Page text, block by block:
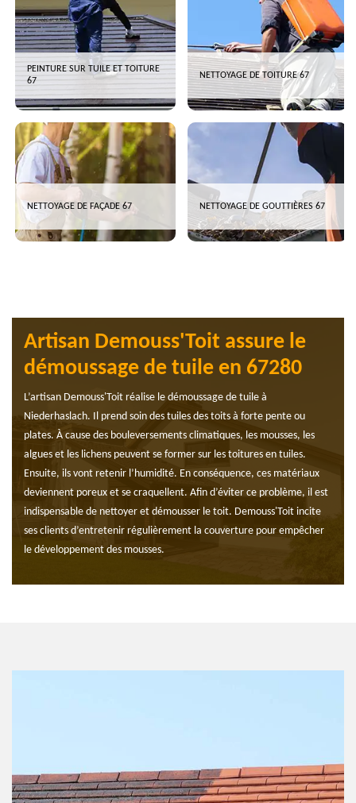
PEINTURE SUR TUILE ET TOITURE
67
NETTOYAGE DE TOITURE 67
NETTOYAGE DE FAÇADE 67 NETTOYAGE DE GOUTTIÈRES 67
Artisan Demouss'Toit assure le
démoussage de tuile en 67280
L’artisan Demouss'Toit réalise le démoussage de tuile à
Niederhaslach. Il prend soin des tuiles des toits à forte pente ou
plates. À cause des bouleversements climatiques, les mousses, les
algues et les lichens peuvent se former sur les toitures en tuiles.
Ensuite, ils vont retenir l’humidité. En conséquence, ces matériaux
deviennent poreux et se craquellent. Afin d’éviter ce problème, il est
indispensable de nettoyer et démousser le toit. Demouss'Toit incite
ses clients d’entretenir régulièrement la couverture pour empêcher
le développement des mousses.